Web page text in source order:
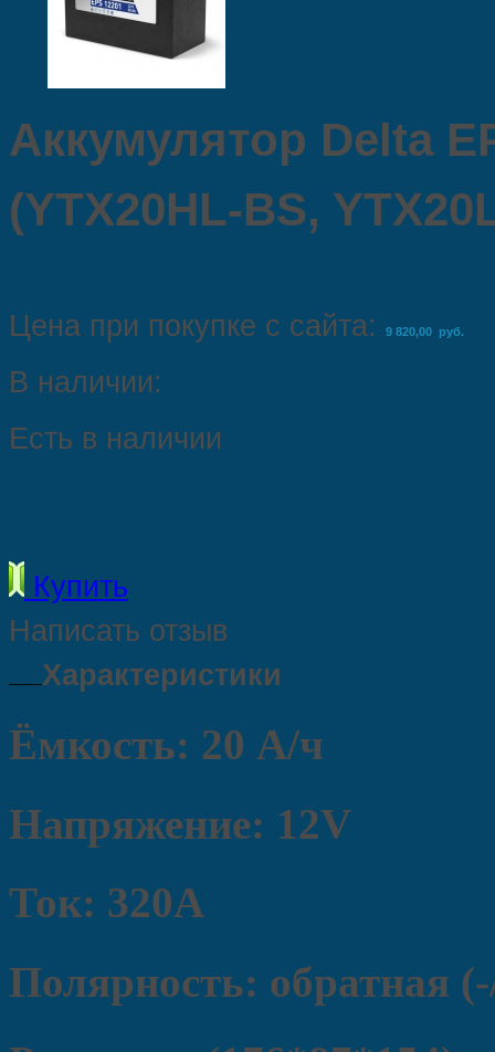
Аккумулятор Delta
(YTX20HL-BS,
Цена при покупке с сайта: 9 820,00 руб.
В наличии:
Есть в наличии
Купить
Написать отзыв
Характеристики
Ёмкость: 20 А/ч
Напряжение: 12V
Ток: 320А
Полярность: обратная